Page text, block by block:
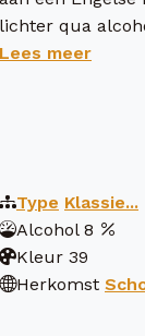
lichter qua
Lees meer
Type Klassie...
Alcohol 8
Kleur 39
Herkomst